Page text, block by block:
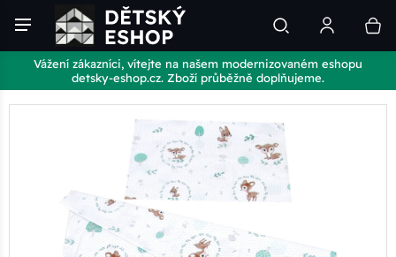
Vážení zákazníci, vítejte na našem modernizovaném eshopu
detsky-eshop.cz. Zboží průběžně doplňujeme.